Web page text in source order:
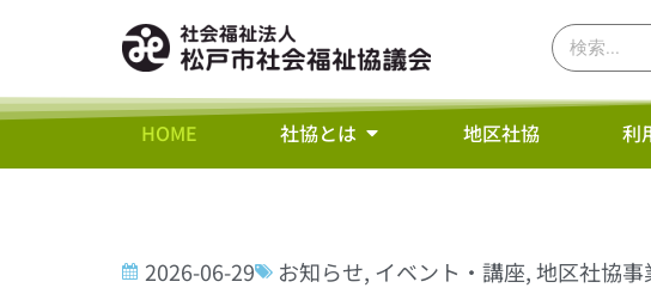
HOME 社協とは 地区社協 利
2026-06-29 お知らせ, イベント・講座,地区社協事